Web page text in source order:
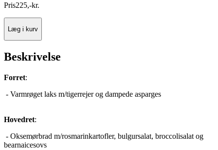
Pris225,-kr.
Læg i kurv
Beskrivelse
Forret:
- Varmrøget laks m/tigerrejer og dampede asparges
Hovedret:
- Oksemørbrad m/rosmarinkartofler, bulgursalat, broccolisalat og
bearnaicesovs